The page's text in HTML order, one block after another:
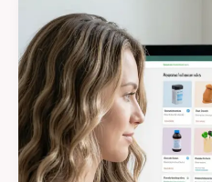
o
ChatGPT
Shopping
Escolhe
Produtos
(E
Como